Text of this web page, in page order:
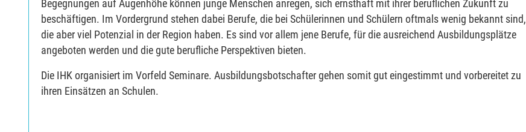
Begegnungen auf Augenhöhe können junge Menschen anregen, sich ernsthaft mit ihrer beruflichen Zukunft zu
beschäftigen. Im Vordergrund stehen dabei Berufe, die bei Schülerinnen und Schülern oftmals wenig bekannt sind,
die aber viel Potenzial in der Region haben. Es sind vor allem jene Berufe, für die ausreichend Ausbildungsplätze
angeboten werden und die gute berufliche Perspektiven bieten.
Die IHK organisiert im Vorfeld Seminare. Ausbildungsbotschafter gehen somit gut eingestimmt und vorbereitet zu
ihren Einsätzen an Schulen.